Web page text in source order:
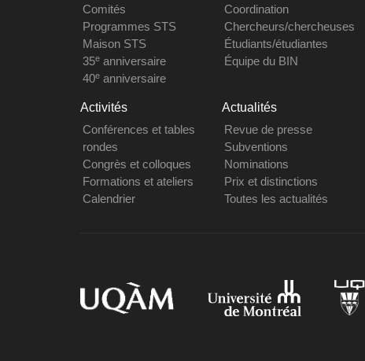
Comités
Programmes STS
Maison STS
35eanniversaire
40eanniversaire
Coordination
Chercheurs/chercheuses
Étudiants/étudiantes
Équipe du BIN
Activités
Conférences et tables
rondes
Congrès et colloques
Formations et ateliers
Calendrier
Actualités
Revue de presse
Subventions
Nominations
Prix et distinctions
Toutes les actualités